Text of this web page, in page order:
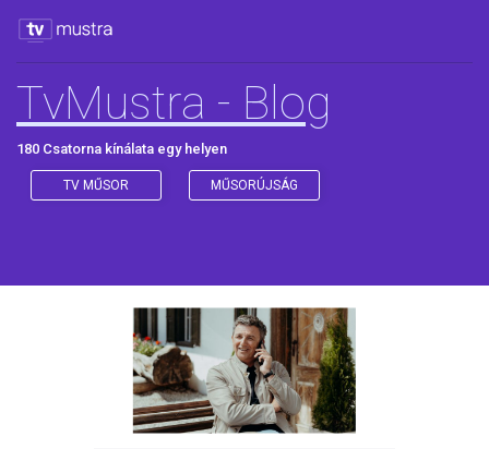
TvMustra - Blog
180 Csatorna kínálata egy helyen
TV MŰSOR MŰSORÚJSÁG